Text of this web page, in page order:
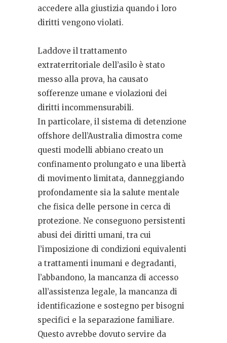
accedere alla giustizia quando i loro
diritti vengono violati.
Laddove il trattamento
extraterritoriale dell’asilo è stato
messo alla prova, ha causato
sofferenze umane e violazioni dei
diritti incommensurabili.
In particolare, il sistema di detenzione
offshore dell’Australia dimostra come
questi modelli abbiano creato un
confinamento prolungato e una libertà
di movimento limitata, danneggiando
profondamente sia la salute mentale
che fisica delle persone in cerca di
protezione. Ne conseguono persistenti
abusi dei diritti umani, tra cui
l’imposizione di condizioni equivalenti
a trattamenti inumani e degradanti,
l’abbandono, la mancanza di accesso
all’assistenza legale, la mancanza di
identificazione e sostegno per bisogni
specifici e la separazione familiare.
Questo avrebbe dovuto servire da